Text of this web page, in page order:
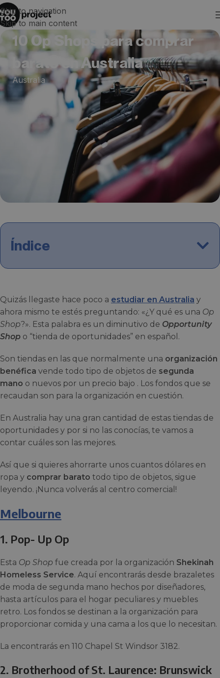
Skip to navigation
Skip to main content
10 Op Shops para comprar
barato en Australia
Australia
Índice
Quizás llegaste hace poco a estudiar en Australia y
ahora mismo te estés preguntando: «¿Y qué es una Op
Shop?». Esta palabra es un diminutivo de Opportunity
Shop o “tienda de oportunidades” en español.
Son tiendas en las que normalmente una organización
benéfica vende todo tipo de objetos de segunda
mano o nuevos por un precio bajo . Los fondos que se
recaudan son para la organización en cuestión.
En Australia hay una gran cantidad de estas tiendas de
oportunidades y por si no las conocías, te vamos a
contar cuáles son las mejores.
Así que si quieres ahorrarte unos cuantos dólares en
ropa y comprar barato todo tipo de objetos, sigue
leyendo. ¡Nunca volverás al centro comercial!
Melbourne
1. Pop- Up Op
Esta Op Shop fue creada por la organización Shekinah
Homeless Service. Aquí encontrarás desde brazaletes
de moda de segunda mano hechos por diseñadores,
hasta artículos para el hogar peculiares y muebles
retro. Los fondos se destinan a la organización para
proporcionar comida y una cama a los que lo necesitan.
La encontrarás en 110 Chapel St Windsor 3182.
2. Brotherhood of St. Laurence: Brunswick